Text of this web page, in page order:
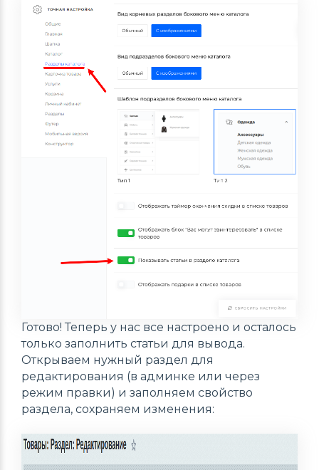
Готово! Теперь у нас все настроено и осталось
только заполнить статьи для вывода.
Открываем нужный раздел для
редактирования (в админке или через
режим правки) и заполняем свойство
раздела, сохраняем изменения: